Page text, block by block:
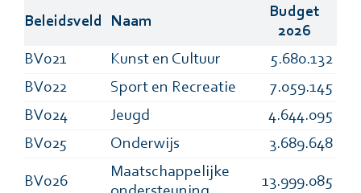
Beleidsveld Naam
Budget
2026
BV021
Kunst en Cultuur
5.680.132
BV022
Sport en Recreatie
7.059.145
BV024
Jeugd
4.644.095
BV025
Onderwijs 3.689.648
BV026
Maatschappelijke
13.999.085